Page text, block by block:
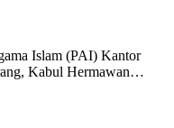
Islam (PAI) Kantor
Kabul Hermawan…